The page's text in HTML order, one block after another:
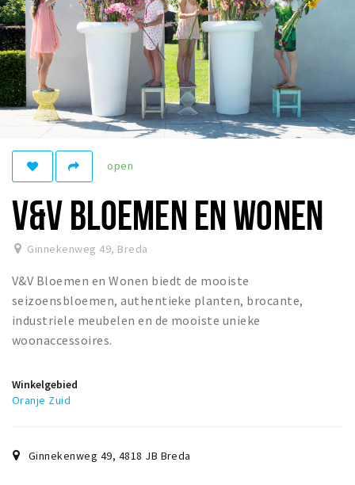
Studentenverenigingen
Studentenraad
Studentenroutes
New in town? Check FAQ!
WONEN
Woonruimte
Inschrijven gemeente
Zorgverzekering
Huisarts en eerste hulp
Q&A
KORTING
Breda Student Shop
Draai aan het rad!
VRIJE TIJD
Sport
Agenda
open
V&V BLOEMEN EN WONEN
Ginnekenweg 49, Breda
V&V Bloemen en Wonen biedt de mooiste
seizoensbloemen, authentieke planten, brocante,
industriele meubelen en de mooiste unieke
woonaccessoires.
Winkelgebied
Oranje Zuid
Ginnekenweg 49, 4818 JB Breda